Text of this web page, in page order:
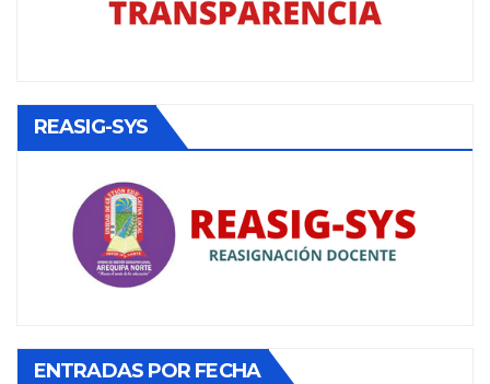
REASIG-SYS
ENTRADAS POR FECHA